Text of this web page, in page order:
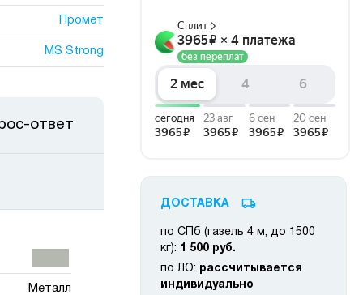
Промет
MS Strong
Металл
ответ
ДОСТАВКА
по СПб (газель 4 м, до 1500
кг): 1 500 руб.
по ЛО: рассчитывается
индивидуально